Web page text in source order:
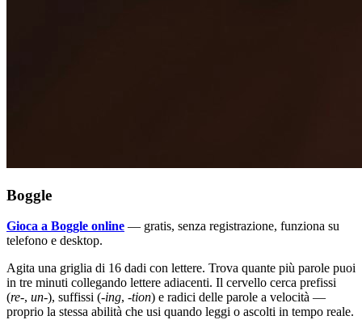
Boggle
Gioca a Boggle online — gratis, senza registrazione, funziona su
telefono e desktop.
Agita una griglia di 16 dadi con lettere. Trova quante più parole puoi
in tre minuti collegando lettere adiacenti. Il cervello cerca prefissi
(re-, un-), suffissi (-ing, -tion) e radici delle parole a velocità —
proprio la stessa abilità che usi quando leggi o ascolti in tempo reale.